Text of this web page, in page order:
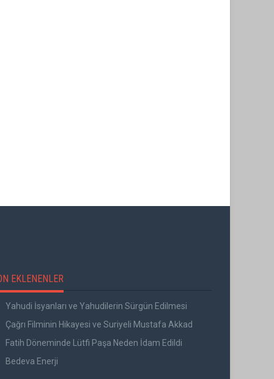
EKLENENLER
Yahudi İsyanları ve Yahudilerin Sürgün Edilmesi
Çağrı Filminin Hikayesi ve Suriyeli Mustafa Akkad
Fatih Döneminde Lütfi Paşa Neden İdam Edildi
Bedeva Enerji